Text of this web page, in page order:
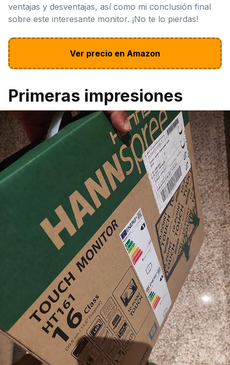
ventajas y desventajas, así como mi conclusión final
sobre este interesante monitor. ¡No te lo pierdas!
Ver precio en Amazon
Primeras impresiones